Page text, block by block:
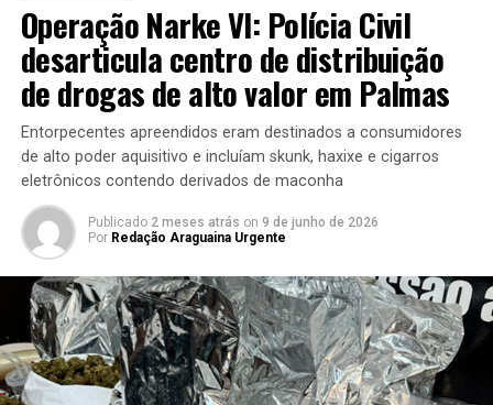
Operação Narke VI: Polícia Civil
desarticula centro de distribuição
de drogas de alto valor em Palmas
Entorpecentes apreendidos eram destinados a consumidores
de alto poder aquisitivo e incluíam skunk, haxixe e cigarros
eletrônicos contendo derivados de maconha
Publicado 2 meses atrás on 9 de junho de 2026
Por Redação Araguaina Urgente